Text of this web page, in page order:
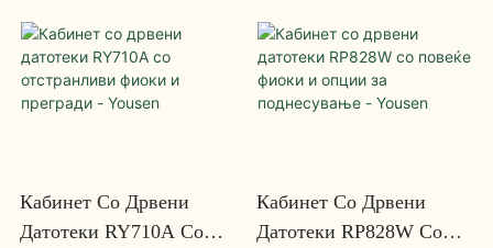
Кабинет Со Дрвени
Датотеки RY710A Со
Кабинет Со Дрвени
Датотеки RP828W Со